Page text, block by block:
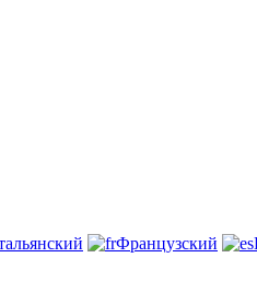
Французский